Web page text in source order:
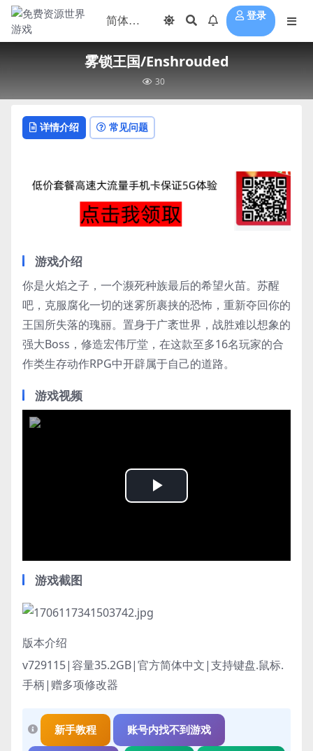
登录
雾锁王国/Enshrouded
30
详情介绍 常见问题
游戏介绍
你是火焰之子，一个濒死种族最后的希望火苗。苏醒
吧，克服腐化一切的迷雾所裹挟的恐怖，重新夺回你的
王国所失落的瑰丽。置身于广袤世界，战胜难以想象的
强大Boss，修造宏伟厅堂，在这款至多16名玩家的合
作类生存动作RPG中开辟属于自己的道路。
游戏视频
Play
游戏截图
版本介绍
v729115|容量35.2GB|官方简体中文|支持键盘.鼠标.
手柄|赠多项修改器
新手教程 账号内找不到游戏